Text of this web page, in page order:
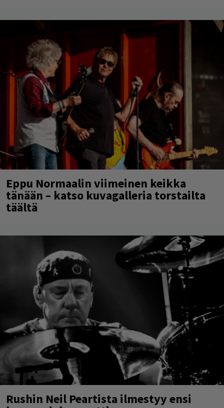
Eppu Normaalin viimeinen keikka
tänään – katso kuvagalleria torstailta
täältä
Rushin Neil Peartista ilmestyy ensi